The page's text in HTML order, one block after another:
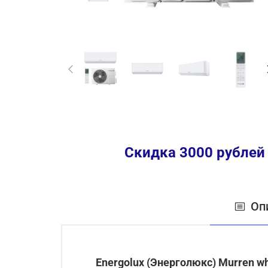
Скидка 3000 рублей
Energolux (Энерголюкс) Murren